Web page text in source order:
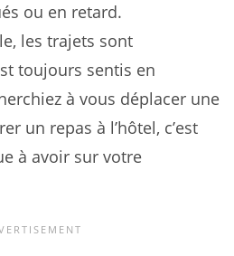
ou en retard.
les trajets sont
toujours sentis en
à vous déplacer une
un repas à l’hôtel, c’est
à avoir sur votre